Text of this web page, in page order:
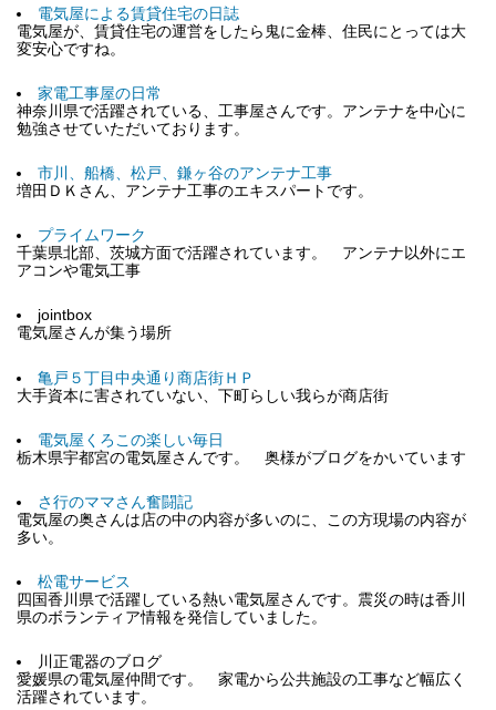
電気屋による賃貸住宅の日誌
電気屋が、賃貸住宅の運営をしたら鬼に金棒、住民にとっては大
変安心ですね。
家電工事屋の日常
神奈川県で活躍されている、工事屋さんです。アンテナを中心に
勉強させていただいております。
市川、船橋、松戸、鎌ヶ谷のアンテナ工事
増田ＤＫさん、アンテナ工事のエキスパートです。
プライムワーク
千葉県北部、茨城方面で活躍されています。 アンテナ以外にエ
アコンや電気工事
jointbox
電気屋さんが集う場所
亀戸５丁目中央通り商店街ＨＰ
大手資本に害されていない、下町らしい我らが商店街
電気屋くろこの楽しい毎日
栃木県宇都宮の電気屋さんです。 奥様がブログをかいています
さ行のママさん奮闘記
電気屋の奥さんは店の中の内容が多いのに、この方現場の内容が
多い。
松電サービス
四国香川県で活躍している熱い電気屋さんです。震災の時は香川
県のボランティア情報を発信していました。
川正電器のブログ
愛媛県の電気屋仲間です。 家電から公共施設の工事など幅広く
活躍されています。